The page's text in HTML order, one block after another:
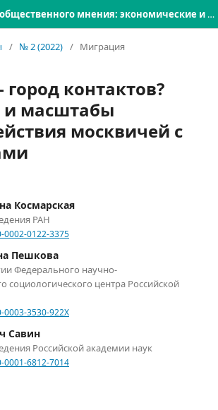
Мониторинг общественного мнения: экономические и социальные перемены
/ № 2 (2022) / Миграция
контактов?
масштабы
москвичей с
Космарская
РАН
0002-0122-3375
Пешкова
Федерального научно-
социологического центра Российской
3530-922X
Савин
Российской академии наук
0001-6812-7014